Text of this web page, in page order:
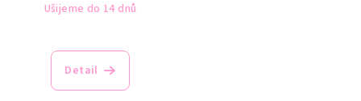
Ušijeme do 14 dnů
Detail